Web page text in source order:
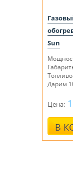
Sun
Дарим
Цена:
В